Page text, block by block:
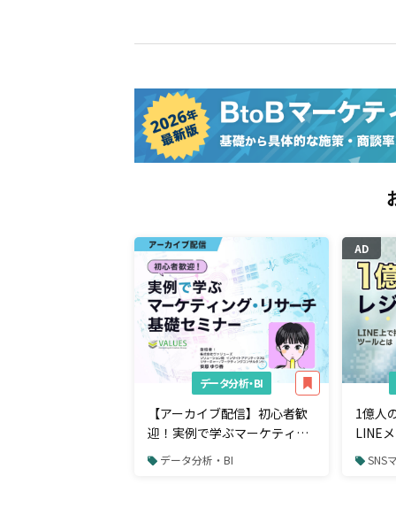
データ分析・BI
【アーカイブ配信】初心者歓
迎！実例で学ぶマーケティン
グ・リサーチ基礎セミナー
データ分析・BI
AD
1億人
LINE
からSNS